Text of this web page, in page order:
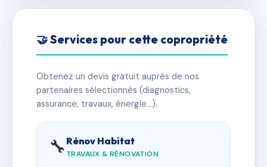
🤝 Services pour cette copropriété
Obtenez un devis gratuit auprès de nos
partenaires sélectionnés (diagnostics,
assurance, travaux, énergie…).
🔧 Rénov Habitat
TRAVAUX & RÉNOVATION